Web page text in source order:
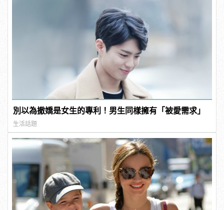
別以為撤嬌是女生的專利！男生同樣擁有「被愛需求」
生活話題